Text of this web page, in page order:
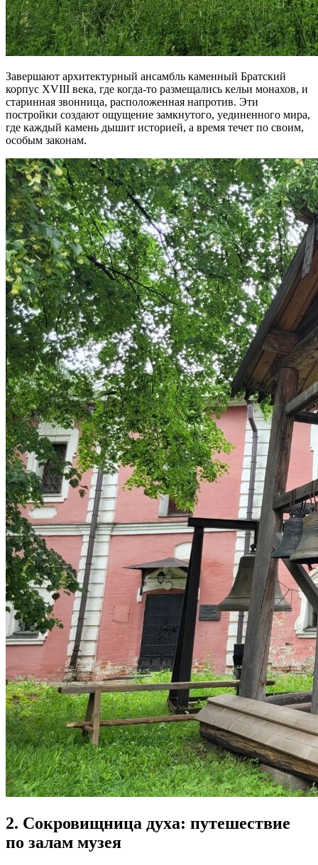
Завершают архитектурный ансамбль каменный Братский
корпус XVIII века, где когда-то размещались кельи монахов, и
старинная звонница, расположенная напротив. Эти
постройки создают ощущение замкнутого, уединенного мира,
где каждый камень дышит историей, а время течет по своим,
особым законам.
2. Сокровищница духа: путешествие
по залам музея